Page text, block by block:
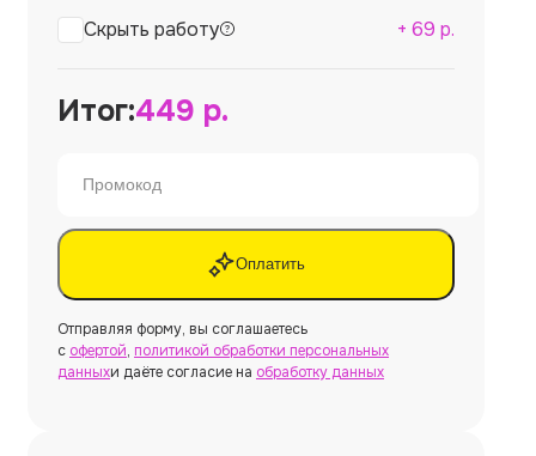
Скрыть работу + 69 р.
Итог:449 р.
Оплатить
Отправляя форму, вы соглашаетесь
с офертой, политикой обработки персональных
данныхи даёте согласие на обработку данных